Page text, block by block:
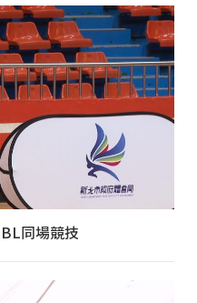
同場競技